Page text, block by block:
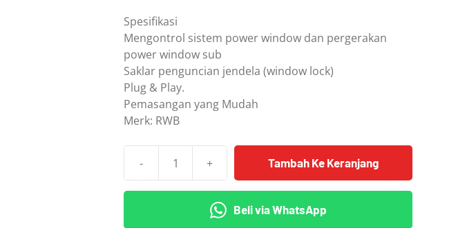
Spesifikasi
Mengontrol sistem power window dan pergerakan
power window sub
Saklar penguncian jendela (window lock)
Plug & Play.
Pemasangan yang Mudah
Merk: RWB
- + Tambah Ke Keranjang
Beli via WhatsApp